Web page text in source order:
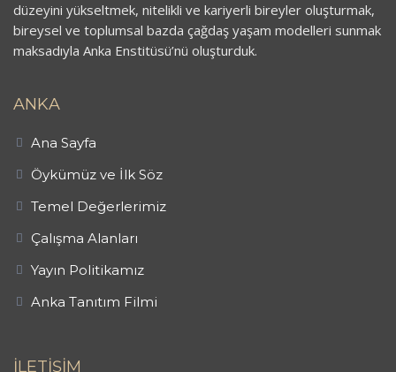
düzeyini yükseltmek, nitelikli ve kariyerli bireyler oluşturmak,
bireysel ve toplumsal bazda çağdaş yaşam modelleri sunmak
maksadıyla Anka Enstitüsü’nü oluşturduk.
ANKA
Ana Sayfa
Öykümüz ve İlk Söz
Temel Değerlerimiz
Çalışma Alanları
Yayın Politikamız
Anka Tanıtım Filmi
İLETİŞİM